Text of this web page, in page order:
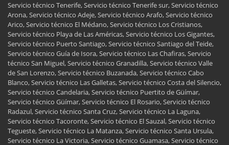
Servicio técnico Tenerife, Servicio técnico Tenerife sur, Servicio técnico
Arona, Servicio técnico Adeje, Servicio técnico Arafo, Servicio técnico
Arico, Servicio técnico El Médano, Servicio técnico Los Cristianos,
Servicio técnico Playa de Las Américas, Servicio técnico Los Gigantes,
Servicio técnico Puerto Santiago, Servicio técnico Santiago del Teide,
Servicio técnico Guía de Isora, Servicio técnico Las Chafiras, Servicio
técnico San Miguel, Servicio técnico Granadilla, Servicio técnico Valle
de San Lorenzo, Servicio técnico Buzanada, Servicio técnico Cabo
Blanco, Servicio técnico Las Galletas, Servicio técnico Costa del Silencio,
Servicio técnico Candelaria, Servicio técnico Puertito de Güímar,
Servicio técnico Güímar, Servicio técnico El Rosario, Servicio técnico
Radazul, Servicio técnico Santa Cruz, Servicio técnico La Laguna,
Servicio técnico Tacoronte, Servicio técnico El Sauzal, Servicio técnico
Tegueste, Servicio técnico La Matanza, Servicio técnico Santa Ursula,
Servicio técnico La Victoria, Servicio técnico Guamasa, Servicio técnico